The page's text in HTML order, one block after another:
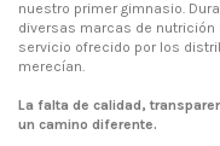
nuestro primer gimnasio.
diversas marcas de nutrición
servicio ofrecido por los
merecían.
La falta de calidad,
un camino diferente.